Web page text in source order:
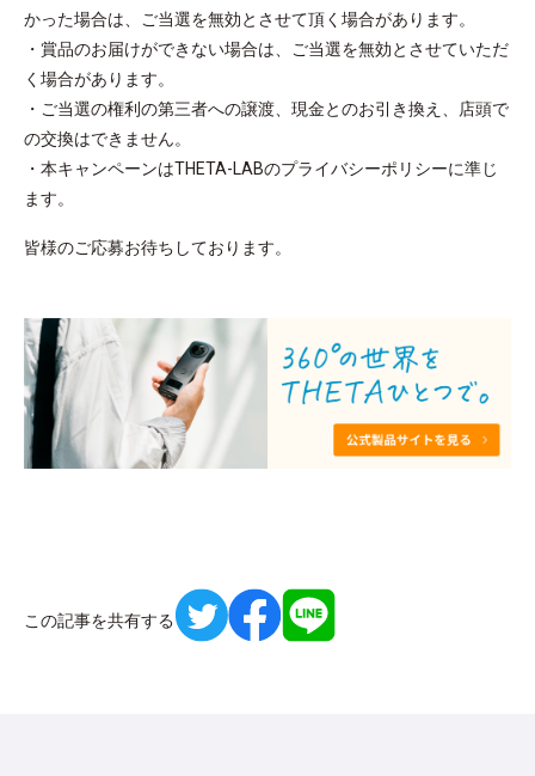
かった場合は、ご当選を無効とさせて頂く場合があります。
・賞品のお届けができない場合は、ご当選を無効とさせていただ
く場合があります。
・ご当選の権利の第三者への譲渡、現金とのお引き換え、店頭で
の交換はできません。
・本キャンペーンはTHETA-LABのプライバシーポリシーに準じ
ます。
皆様のご応募お待ちしております。
この記事を共有する